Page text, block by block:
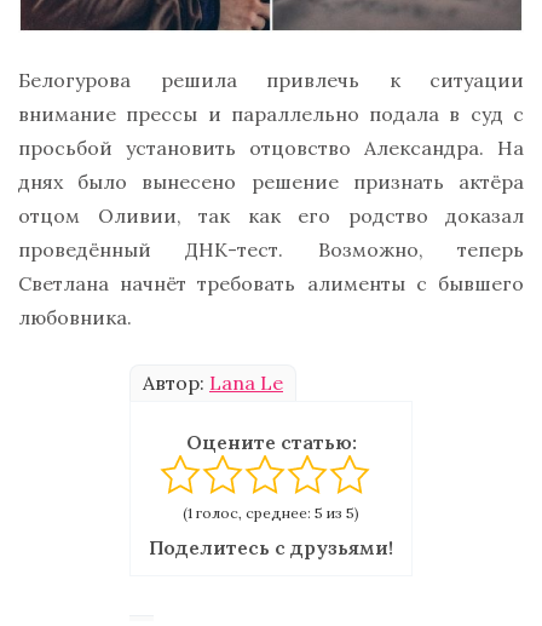
Белогурова решила привлечь к ситуации
внимание прессы и параллельно подала в суд с
просьбой установить отцовство Александра. На
днях было вынесено решение признать актёра
отцом Оливии, так как его родство доказал
проведённый ДНК-тест. Возможно, теперь
Светлана начнёт требовать алименты с бывшего
любовника.
Автор: Lana Le
Оцените статью:
(1 голос, среднее: 5 из 5)
Поделитесь с друзьями!